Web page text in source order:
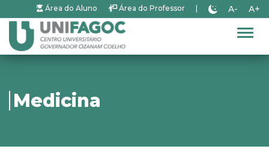
Área do Aluno Área do Professor A- A+
Medicina